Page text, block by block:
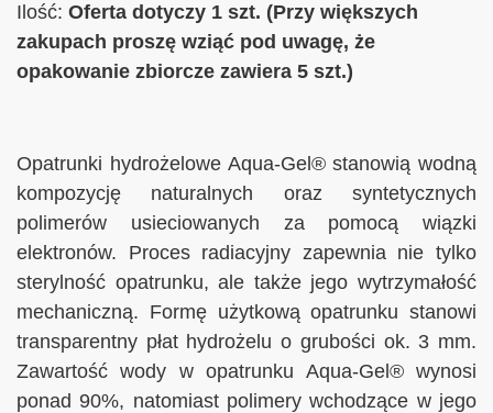
Ilość: Oferta dotyczy 1 szt. (Przy większych
zakupach proszę wziąć pod uwagę, że
opakowanie zbiorcze zawiera 5 szt.)
Opatrunki hydrożelowe Aqua-Gel® stanowią wodną
kompozycję naturalnych oraz syntetycznych
polimerów usieciowanych za pomocą wiązki
elektronów. Proces radiacyjny zapewnia nie tylko
sterylność opatrunku, ale także jego wytrzymałość
mechaniczną. Formę użytkową opatrunku stanowi
transparentny płat hydrożelu o grubości ok. 3 mm.
Zawartość wody w opatrunku Aqua-Gel® wynosi
ponad 90%, natomiast polimery wchodzące w jego